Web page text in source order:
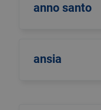
anno santo
ansia